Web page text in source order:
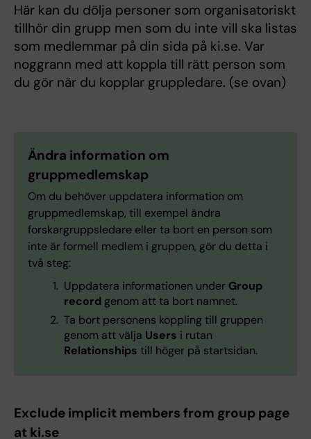
Här kan du dölja personer som organisatoriskt
tillhör din grupp men som du inte vill ska listas
som medlemmar på din sida på ki.se. Var
noggrann med att koppla till rätt person som
du gör när du kopplar gruppledare. (se ovan)
Ändra information om
gruppmedlemskap
Om du behöver uppdatera information om
gruppmedlemskap, till exempel ändra
forskargruppsledare eller ta bort en person som
inte är formell medlem i gruppen, gör du detta i
två steg:
Uppdatera informationen under Group
record genom att ta bort namnet.
Ta bort personens koppling till gruppen
genom att välja Users i rutan
Relationships till höger på startsidan.
Exclude implicit members from group page
at ki.se